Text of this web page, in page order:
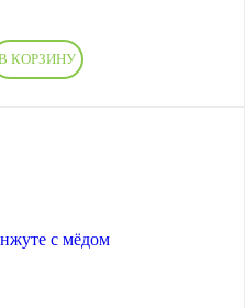
КОРЗИНУ